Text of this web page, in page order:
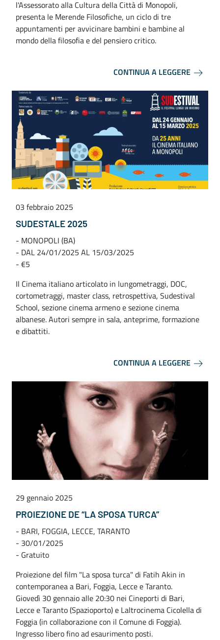
l'Assessorato alla Cultura della Città di Monopoli,
presenta le Merende Filosofiche, un ciclo di tre
appuntamenti per avvicinare bambini e bambine al
mondo della filosofia e del pensiero critico.
CONTINUA A LEGGERE
03 febbraio 2025
SUDESTALE 2025
- MONOPOLI (BA)
- DAL 24/01/2025 AL 15/03/2025
- €5
Il Cinema italiano articolato in lungometraggi, DOC,
cortometraggi, master class, retrospettiva, Sudestival
School, sezione cinema armeno e sezione cinema
albanese. Autori sempre in sala, anteprime, formazione
e dibattiti.
CONTINUA A LEGGERE
29 gennaio 2025
PROIEZIONE DE “LA SPOSA TURCA”
- BARI, FOGGIA, LECCE, TARANTO
- 30/01/2025
- Gratuito
Proiezione del film "La sposa turca" di Fatih Akin in
contemporanea a Bari, Foggia, Lecce e Taranto.
Giovedì 30 gennaio alle 20:30 nei Cineporti di Bari,
Lecce e Taranto (Spazioporto) e Laltrocinema Cicolella di
Foggia (in collaborazione con il Comune di Foggia).
Ingresso libero fino ad esaurimento posti.